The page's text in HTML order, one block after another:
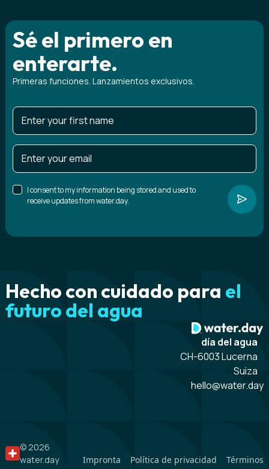
Sé el primero en
enterarte.
Primeras funciones. Lanzamientos exclusivos.
I consent to my information being stored and used to
receive updates from water.day.
Hecho con cuidado para el
futuro del agua
día del agua
CH-6003 Lucerna
Suiza
hello@water.day
© 2026
water.day
Impronta Política de privacidad Términos